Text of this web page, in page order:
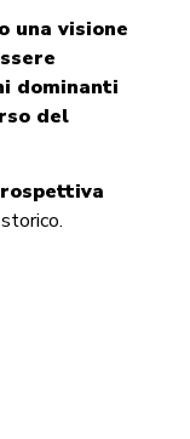
una visione
dominanti
del